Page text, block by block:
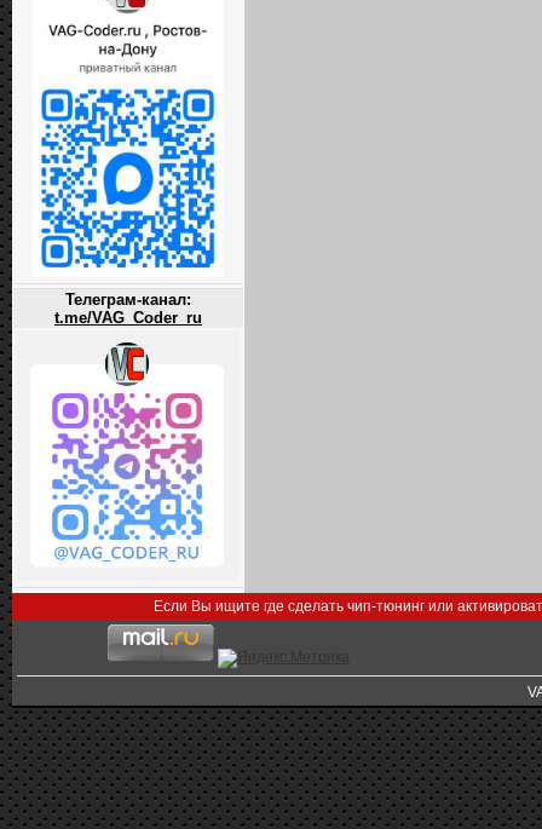
Телеграм-канал:
t.me/VAG_Coder_ru
Если Вы ищите где сделать чип-тюнинг или